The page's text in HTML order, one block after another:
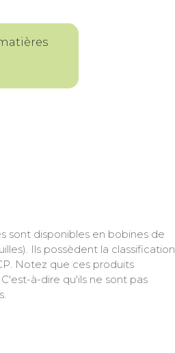
sont disponibles en bobines de
Ils possèdent la classification
Notez que ces produits
à-dire qu'ils ne sont pas